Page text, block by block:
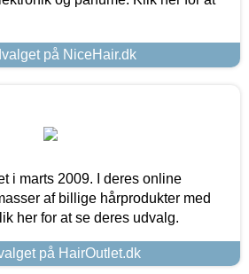
på NiceHair.dk
i marts 2009. I deres online
af billige hårprodukter med
her for at se deres udvalg.
på HairOutlet.dk